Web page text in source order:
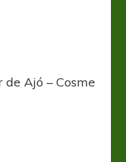
de Ajó – Cosme